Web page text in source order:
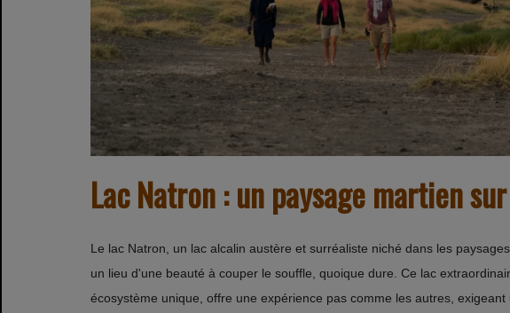
Lac Natron : un paysage martien
Le lac Natron, un lac alcalin austère et surréaliste niché dans les
un lieu d'une beauté à couper le souffle, quoique dure. Ce lac
écosystème unique, offre une expérience pas comme les autres,